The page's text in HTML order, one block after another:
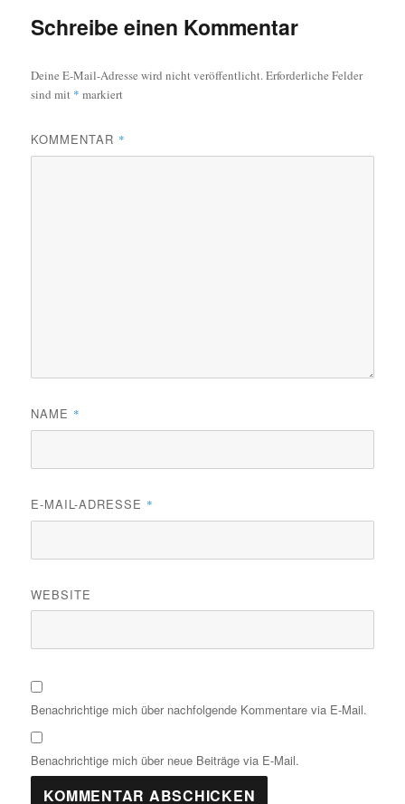
Schreibe einen Kommentar
Deine E-Mail-Adresse wird nicht veröffentlicht.Erforderliche Felder
sind mit * markiert
KOMMENTAR *
NAME *
E-MAIL-ADRESSE *
WEBSITE
Benachrichtige mich über nachfolgende Kommentare via E-Mail.
Benachrichtige mich über neue Beiträge via E-Mail.